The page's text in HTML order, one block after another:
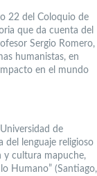
22 del Coloquio de
que da cuenta del
Sergio Romero,
humanistas, en
en el mundo
de
del lenguaje religioso
y cultura mapuche,
Humano” (Santiago,